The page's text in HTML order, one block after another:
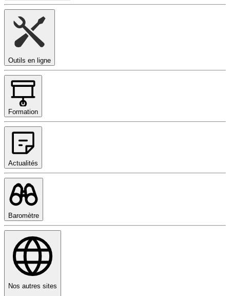
Outils en ligne
Formation
Actualités
Baromètre
Nos autres sites